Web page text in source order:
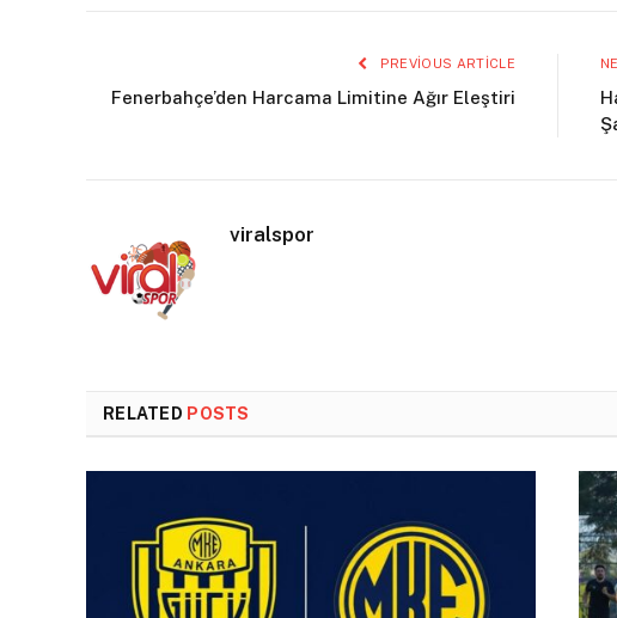
PREVIOUS ARTICLE
Fenerbahçe’den Harcama Limitine Ağır Eleştiri
viralspor
RELATED POSTS